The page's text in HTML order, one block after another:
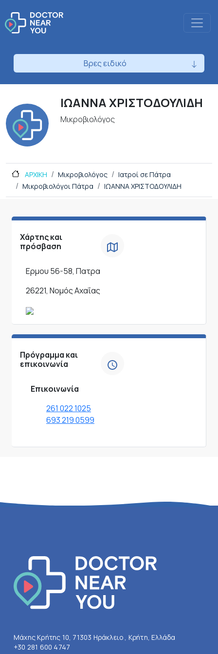
Βρες ειδικό
ΙΩΑΝΝΑ ΧΡΙΣΤΟΔΟΥΛΙΔΗ
Μικροβιολόγος
ΑΡΧΙΚΗ Μικροβιολόγος
Ιατροί σε Πάτρα
Μικροβιολόγοι Πάτρα
ΙΩΑΝΝΑ ΧΡΙΣΤΟΔΟΥΛΙΔΗ
Χάρτης και
πρόσβαση
Ερμου 56-58, Πατρα
26221, Νομός Αχαΐας
Πρόγραμμα και
επικοινωνία
Επικοινωνία
261 022 1025
693 219 0599
Μάχης Κρήτης 10, 71303 Ηράκλειο , Κρήτη, Ελλάδα
+30 281 600 4747